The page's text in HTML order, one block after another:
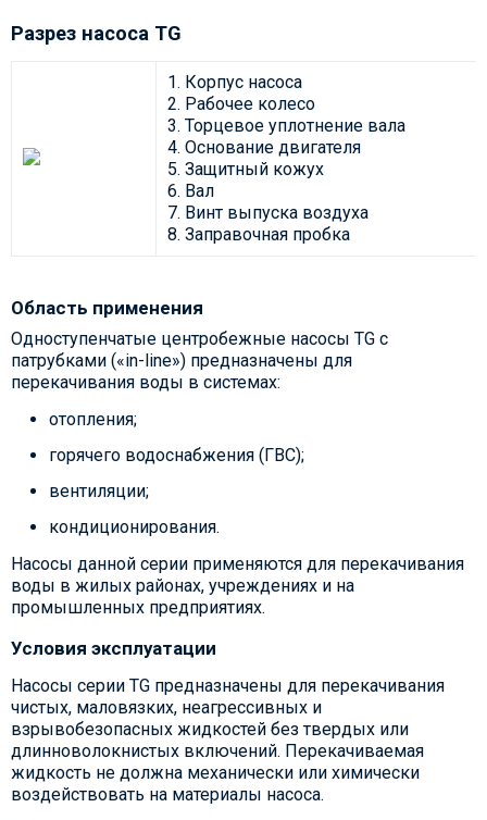
Разрез насоса TG
1. Корпус насоса
2. Рабочее колесо
3. Торцевое уплотнение вала
4. Основание двигателя
5. Защитный кожух
6. Вал
7. Винт выпуска воздуха
8. Заправочная пробка
Область применения
Одноступенчатые центробежные насосы TG с
патрубками («in-line») предназначены для
перекачивания воды в системах:
отопления;
горячего водоснабжения (ГВС);
вентиляции;
кондиционирования.
Насосы данной серии применяются для перекачивания
воды в жилых районах, учреждениях и на
промышленных предприятиях.
Условия эксплуатации
Насосы серии TG предназначены для перекачивания
чистых, маловязких, неагрессивных и
взрывобезопасных жидкостей без твердых или
длинноволокнистых включений. Перекачиваемая
жидкость не должна механически или химически
воздействовать на материалы насоса.